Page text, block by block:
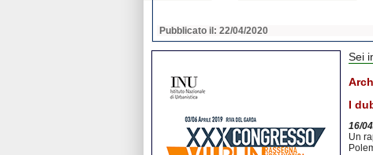
Pubblicato il: 22/04/2020
Sei
I
16/
Un